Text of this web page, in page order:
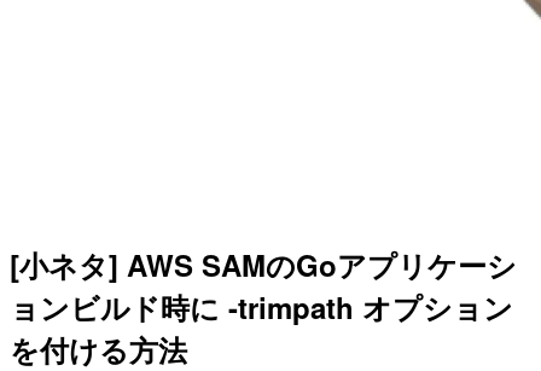
[小ネタ] AWS SAMのGoアプリケーシ
ョンビルド時に -trimpath オプション
を付ける方法